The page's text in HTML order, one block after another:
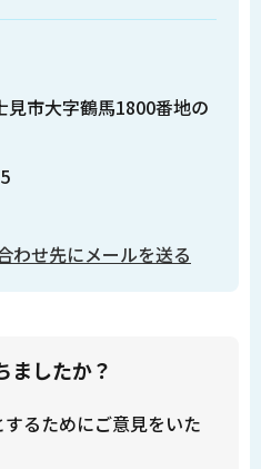
市大字鶴馬1800番地の
わせ先にメールを送る
ましたか？
るためにご意見をいた